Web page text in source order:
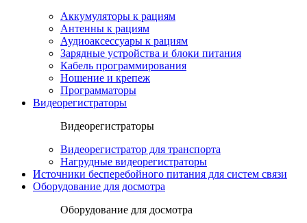
Аккумуляторы к рациям
Антенны к рациям
Аудиоаксессуары к рациям
Зарядные устройства и блоки питания
Кабель программирования
Ношение и крепеж
Программаторы
Видеорегистраторы
Видеорегистраторы
Видеорегистратор для транспорта
Нагрудные видеорегистраторы
Источники бесперебойного питания для систем связи
Оборудование для досмотра
Оборудование для досмотра